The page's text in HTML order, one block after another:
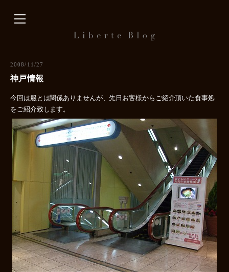
2008/11/27
神戸情報
今回は服とは関係ありませんが、先日お客様からご紹介頂いた食事処
をご紹介致します。